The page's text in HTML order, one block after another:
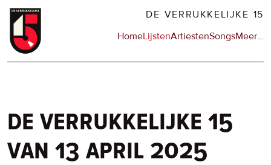
Overslaan
naar
DE VERRUKKELIJKE 15
Hoofdnavigatie
HomeLijstenArtiestenSongsMeerop
…
de verrukkelijke 15
van 13 april 2025